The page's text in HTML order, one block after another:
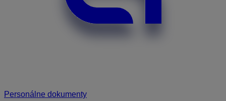
Personálne dokumenty